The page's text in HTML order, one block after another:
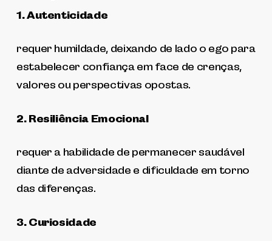
1. Autenticidade
requer humildade, deixando de lado o ego para
estabelecer confiança em face de crenças,
valores ou perspectivas opostas.
2. Resiliência Emocional
requer a habilidade de permanecer saudável
diante de adversidade e dificuldade em torno
das diferenças.
3. Curiosidade